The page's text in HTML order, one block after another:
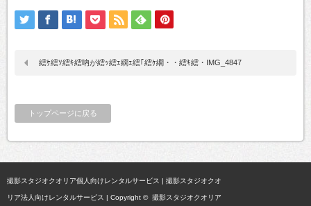
繧ｹ繧ｿ繧ｷ繧吶が繧ｯ繧ｪ繝ｪ繧｢繧ｹ繝・・繧ｷ繧・IMG_4847
トップページに戻る
撮影スタジオクオリア個人向けレンタルサービス | 撮影スタジオクオ
リア法人向けレンタルサービス | Copyright © 撮影スタジオクオリア